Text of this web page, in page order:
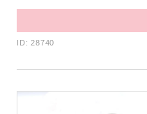
ID: 28740